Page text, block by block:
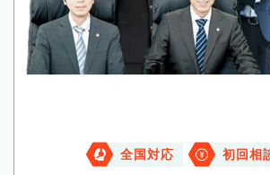
全国対応 初回相